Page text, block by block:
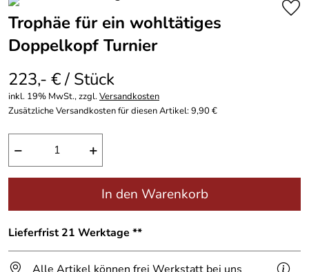
Trophäe für ein wohltätiges
Doppelkopf Turnier
223,- € / Stück
inkl. 19% MwSt., zzgl.Versandkosten
Zusätzliche Versandkosten für diesen Artikel: 9,90 €
− +
In den Warenkorb
Lieferfrist 21 Werktage **